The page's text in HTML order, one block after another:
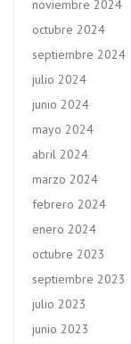
noviembre 2024
octubre 2024
septiembre 2024
julio 2024
junio 2024
mayo 2024
abril 2024
marzo 2024
febrero 2024
enero 2024
octubre 2023
septiembre 2023
julio 2023
junio 2023